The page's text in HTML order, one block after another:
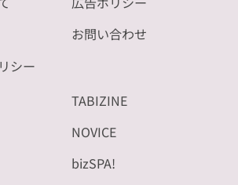
シー
お問い合わせ
TABIZINE
NOVICE
bizSPA!